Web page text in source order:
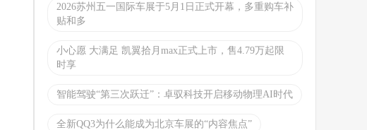
2026苏州五一国际车展于5月1日正式开幕，多重购车补
贴和多
小心愿 大满足 凯翼拾月max正式上市，售4.79万起限
时享
智能驾驶“第三次跃迁”：卓驭科技开启移动物理AI时代
全新QQ3为什么能成为北京车展的“内容焦点”